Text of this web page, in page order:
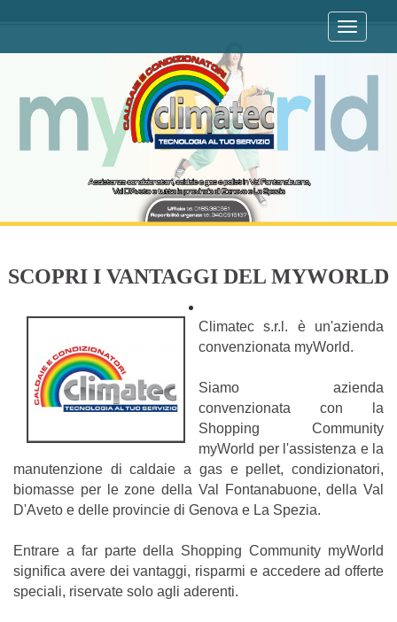
Toggle
SCOPRI I VANTAGGI DEL MYWORLD
Climatec s.r.l. è un'azienda
convenzionata myWorld.
Siamo azienda
convenzionata con la
Shopping Community
myWorld per l'assistenza e la
manutenzione di caldaie a gas e pellet, condizionatori,
biomasse per le zone della Val Fontanabuone, della Val
D'Aveto e delle provincie di Genova e La Spezia.
Entrare a far parte della Shopping Community myWorld
significa avere dei vantaggi, risparmi e accedere ad offerte
speciali, riservate solo agli aderenti.